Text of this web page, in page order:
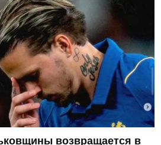
возвращается в